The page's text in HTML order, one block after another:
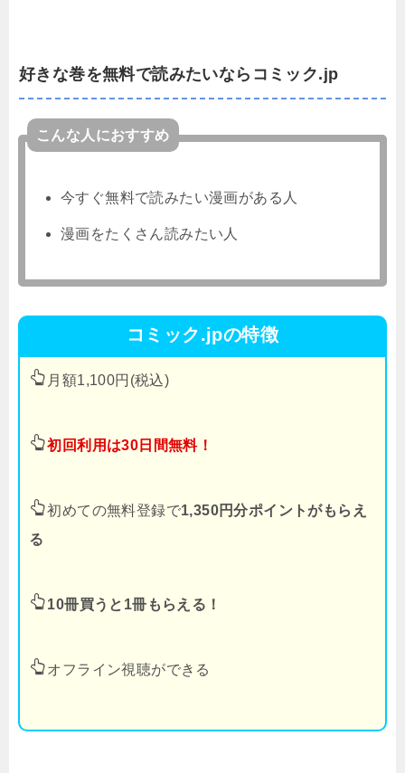
好きな巻を無料で読みたいならコミック.jp
こんな人におすすめ
今すぐ無料で読みたい漫画がある人
漫画をたくさん読みたい人
コミック.jpの特徴
月額1,100円(税込)
初回利用は30日間無料！
初めての無料登録で1,350円分ポイントがもらえ
る
10冊買うと1冊もらえる！
オフライン視聴ができる